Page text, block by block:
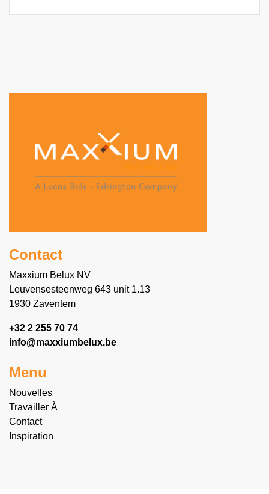
frais. LE RITUEL Le Bokma Bourbon Cask
Contact
Maxxium Belux NV
Leuvensesteenweg 643 unit 1.13
1930 Zaventem
+32 2 255 70 74
info@maxxiumbelux.be
Menu
Nouvelles
Travailler À
Contact
Inspiration